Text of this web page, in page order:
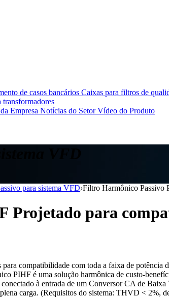
de casos bancários Caixas para filtros de
transformadores
Empresa Notícias do Setor Vídeo do Produto
para sistema VFD›Filtro Harmônico Passivo
para
compatibilidade com toda a faixa de
PIHF é uma solução harmônica de custo-
à entrada de um Conversor CA de
carga. (Requisitos do sistema: THVD < 2%,